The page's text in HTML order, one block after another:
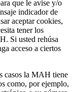
que le avise y/o
indicador de
aceptar cookies,
tener los
Si usted rehúsa
acceso a ciertos
casos la MAH tiene
como, por ejemplo,